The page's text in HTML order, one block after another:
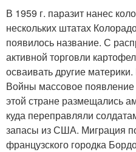
В 1959 г. паразит нанес
нескольких штатах
появилось название. С
активной торговли
осваивать другие
Войны массовое
этой стране размещались
куда переправляли
запасы из США. Миграция
французского городка